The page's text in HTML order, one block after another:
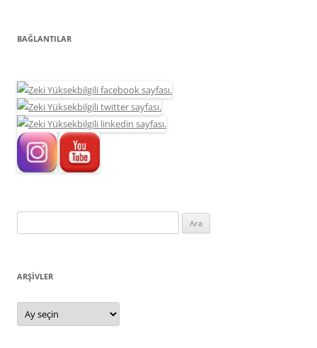
BAĞLANTILAR
ARŞIVLER
Arşivler